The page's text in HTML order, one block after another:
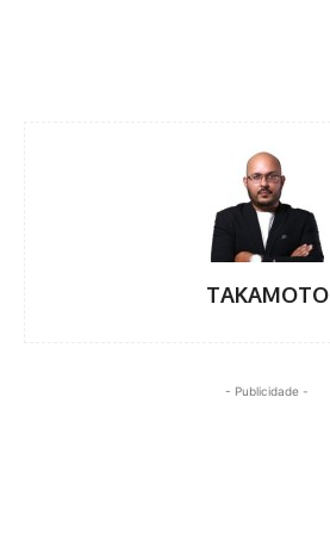
TAKAMOTO
- Publicidade -